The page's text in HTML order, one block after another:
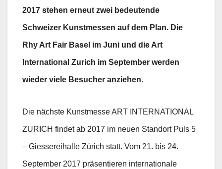
2017 stehen erneut zwei bedeutende
Schweizer Kunstmessen auf dem Plan. Die
Rhy Art Fair Basel im Juni und die Art
International Zurich im September werden
wieder viele Besucher anziehen.
Die nächste Kunstmesse ART INTERNATIONAL
ZURICH findet ab 2017 im neuen Standort Puls 5
– Giessereihalle Zürich statt. Vom 21. bis 24.
September 2017 präsentieren internationale